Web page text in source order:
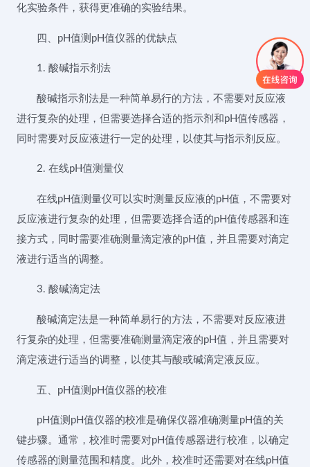
化实验条件，获得更准确的实验结果。
四、pH值测pH值仪器的优缺点
1. 酸碱指示剂法
酸碱指示剂法是一种简单易行的方法，不需要对反应液
进行复杂的处理，但需要选择合适的指示剂和pH值传感器，
同时需要对反应液进行一定的处理，以使其与指示剂反应。
2. 在线pH值测量仪
在线pH值测量仪可以实时测量反应液的pH值，不需要对
反应液进行复杂的处理，但需要选择合适的pH值传感器和连
接方式，同时需要准确测量滴定液的pH值，并且需要对滴定
液进行适当的调整。
3. 酸碱滴定法
酸碱滴定法是一种简单易行的方法，不需要对反应液进
行复杂的处理，但需要准确测量滴定液的pH值，并且需要对
滴定液进行适当的调整，以使其与酸或碱滴定液反应。
五、pH值测pH值仪器的校准
pH值测pH值仪器的校准是确保仪器准确测量pH值的关
键步骤。通常，校准时需要对pH值传感器进行校准，以确定
传感器的测量范围和精度。此外，校准时还需要对在线pH值